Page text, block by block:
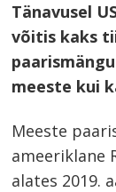
Tänavusel
võitis kaks
meeste kui
Meeste
ameeriklane
alates 2019.